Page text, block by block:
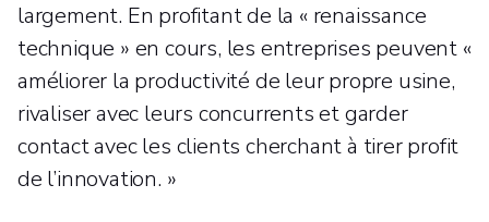
largement. En profitant de la « renaissance
technique » en cours, les entreprises peuvent «
améliorer la productivité de leur propre usine,
rivaliser avec leurs concurrents et garder
contact avec les clients cherchant à tirer profit
de l’innovation. »